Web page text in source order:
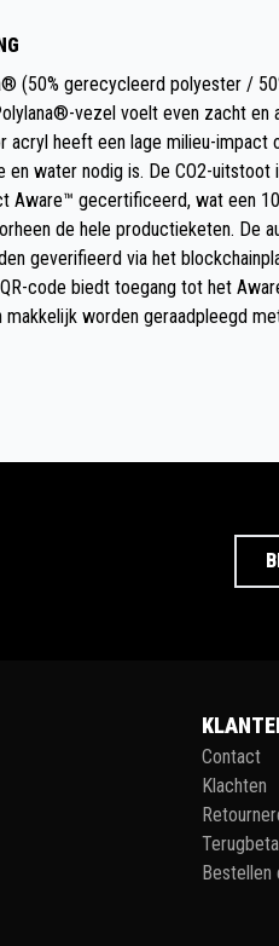
(50% gerecycleerd polyester /
vezel voelt even zacht en
acryl heeft een lage milieu-impact
en water nodig is. De CO2-uitstoot
Aware™ gecertificeerd, wat een
de hele productieketen. De
geverifieerd via het
code biedt toegang tot het
worden geraadpleegd
Contact
Klachten
Bestellen